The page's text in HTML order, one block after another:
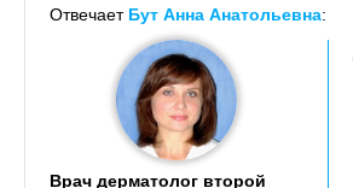
Отвечает Бут Анна Анатольевна:
Врач дерматолог второй